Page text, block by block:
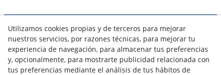
NOTICIAS AEROTERMIA
NOTICIAS FOTOVOLTAICA
NOTICIAS CLIMATIZACIÓN
NOTICIAS CALEFACCIÓN
Utilizamos cookies propias y de terceros para mejorar
nuestros servicios, por razones técnicas, para mejorar tu
experiencia de navegación, para almacenar tus preferencias
y, opcionalmente, para mostrarte publicidad relacionada con
tus preferencias mediante el análisis de tus hábitos de